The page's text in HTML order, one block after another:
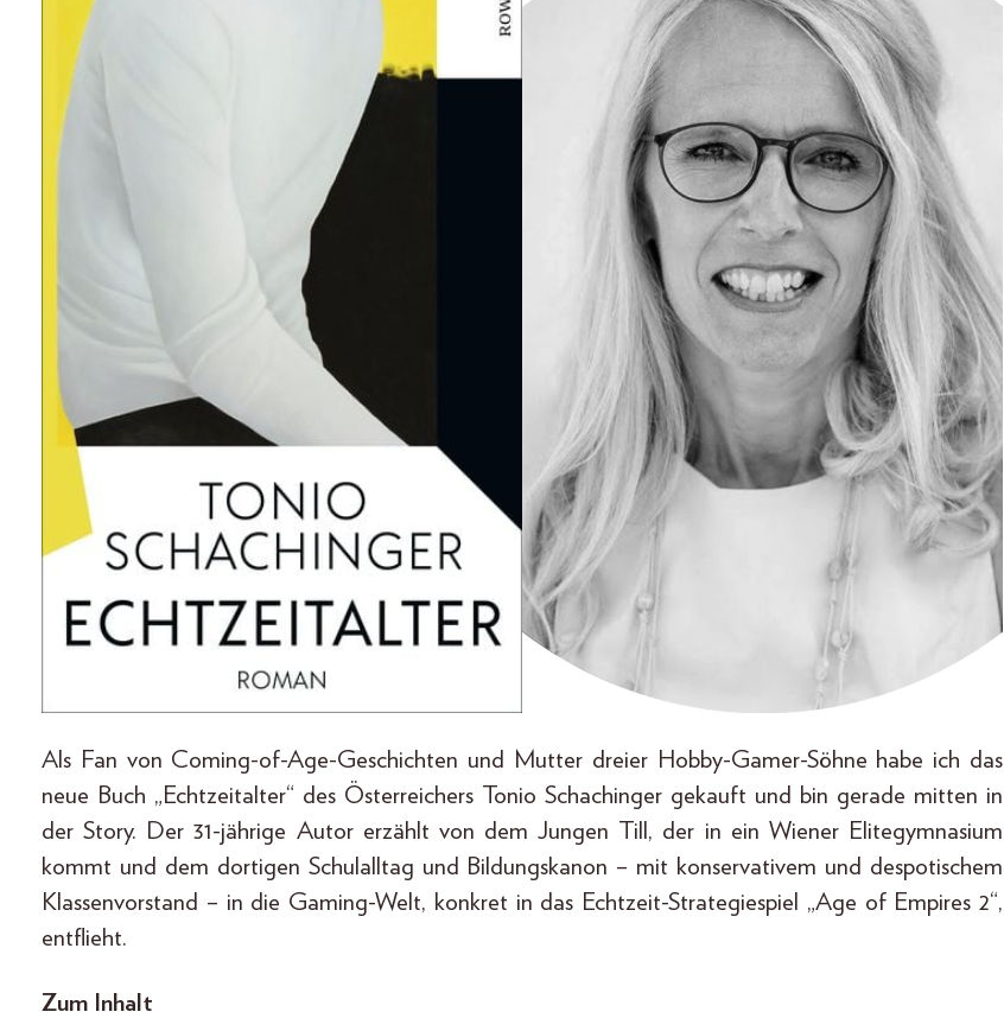
Als Fan von Coming-of-Age-Geschichten und Mutter dreier Hobby-Gamer-Söhne habe ich das
neue Buch „Echtzeitalter“ des Österreichers Tonio Schachinger gekauft und bin gerade mitten in
der Story. Der 31-jährige Autor erzählt von dem Jungen Till, der in ein Wiener Elitegymnasium
kommt und dem dortigen Schulalltag und Bildungskanon – mit konservativem und despotischem
Klassenvorstand – in die Gaming-Welt, konkret in das Echtzeit-Strategiespiel „Age of Empires 2“,
entflieht.
Zum Inhalt